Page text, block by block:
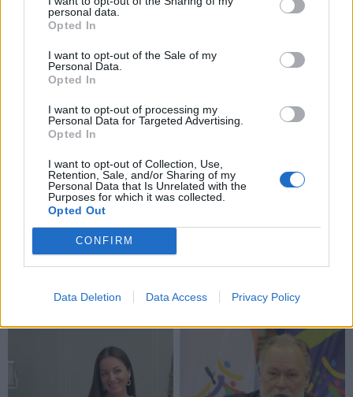
personal data.
Opted In
I want to opt-out of the Sale of my
Personal Data.
Opted In
I want to opt-out of processing my
Personal Data for Targeted Advertising.
Opted In
I want to opt-out of Collection, Use,
Retention, Sale, and/or Sharing of my
Personal Data that Is Unrelated with the
Purposes for which it was collected.
Opted Out
CONFIRM
Data Deletion Data Access Privacy Policy
Tuomet žuvį dėkite į orkaitę, įkaitintą iki 180 laipsnių ir
Žuvį išėmus iš orkaitės leiskite jai apie 10 minučių
Po to peilio kraštu atsargiai nuo žuvies pašalinkite
Taip paruoštą žuvį galite paskaninti su citrinos bei
česnako padažu bei patiekti su mėgstamomis
kruopomis, įvairiai ruoštomis bulvėmis ar šviežių
daržovių salotomis.